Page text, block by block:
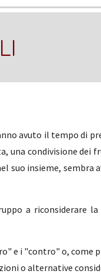
avuto il tempo di
una condivisione
suo insieme, sembra
a riconsiderare
e i "contro" o, come
o alternative